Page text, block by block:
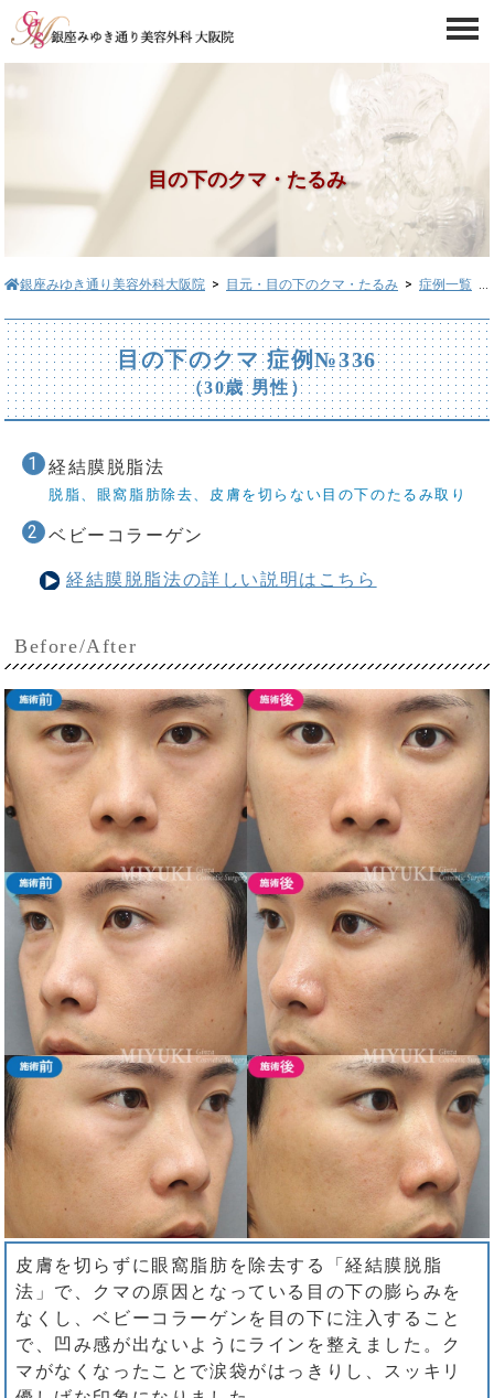
目の下のクマ・たるみ
銀座みゆき通り美容外科大阪院 > 目元・目の下のクマ・たるみ > 症例一覧
目の下のクマ 症例№336
（30歳 男性）
経結膜脱脂法
脱脂、眼窩脂肪除去、皮膚を切らない目の下のたるみ取り
ベビーコラーゲン
経結膜脱脂法の詳しい説明はこちら
Before/After
皮膚を切らずに眼窩脂肪を除去する「経結膜脱脂
法」で、クマの原因となっている目の下の膨らみを
なくし、ベビーコラーゲンを目の下に注入すること
で、凹み感が出ないようにラインを整えました。ク
マがなくなったことで涙袋がはっきりし、スッキリ